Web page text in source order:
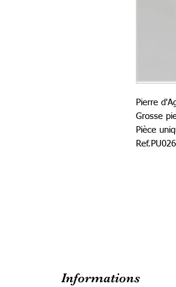
Pierre
Grosse
Pièce
Informations